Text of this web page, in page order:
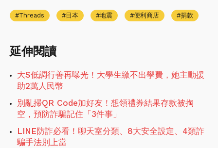
Threads 日本 地震 便利商店 捐款
延伸閱讀
大S低調行善再曝光！大學生繳不出學費，她主動援
助2萬人民幣
別亂掃QR Code加好友！想領禮券結果存款被掏
空，預防詐騙記住「3件事」
LINE防詐必看！聊天室分類、8大安全設定、4類詐
騙手法別上當